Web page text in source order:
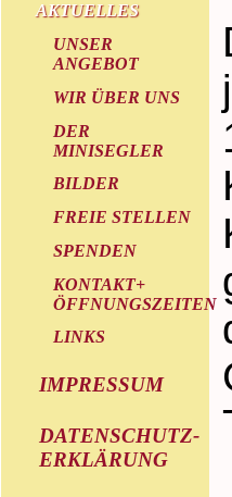
AKTUELLES
UNSER
ANGEBOT
WIR ÜBER UNS
DER
MINISEGLER
BILDER
FREIE STELLEN
SPENDEN
KONTAKT+
ÖFFNUNGSZEITEN
LINKS
IMPRESSUM
DATENSCHUTZ-
ERKLÄRUNG